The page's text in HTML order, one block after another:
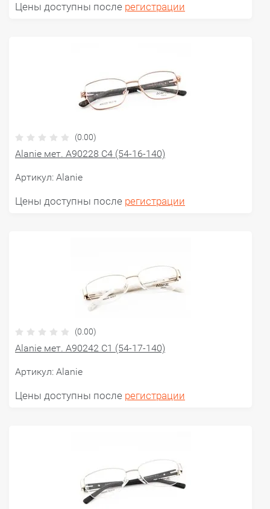
Цены доступны после регистрации
(0.00)
Alanie мет. A90228 С4 (54-16-140)
Артикул: Alanie
Цены доступны после регистрации
(0.00)
Alanie мет. A90242 C1 (54-17-140)
Артикул: Alanie
Цены доступны после регистрации